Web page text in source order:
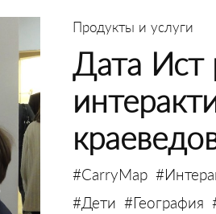
Продукты и услуги
Дата Ист
#CarryMap
#Дети #География